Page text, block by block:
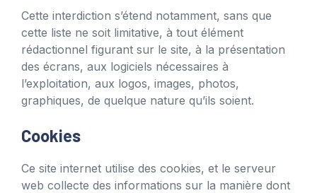
Cette interdiction s’étend notamment, sans que
cette liste ne soit limitative, à tout élément
rédactionnel figurant sur le site, à la présentation
des écrans, aux logiciels nécessaires à
l’exploitation, aux logos, images, photos,
graphiques, de quelque nature qu’ils soient.
Cookies
Ce site internet utilise des cookies, et le serveur
web collecte des informations sur la manière dont